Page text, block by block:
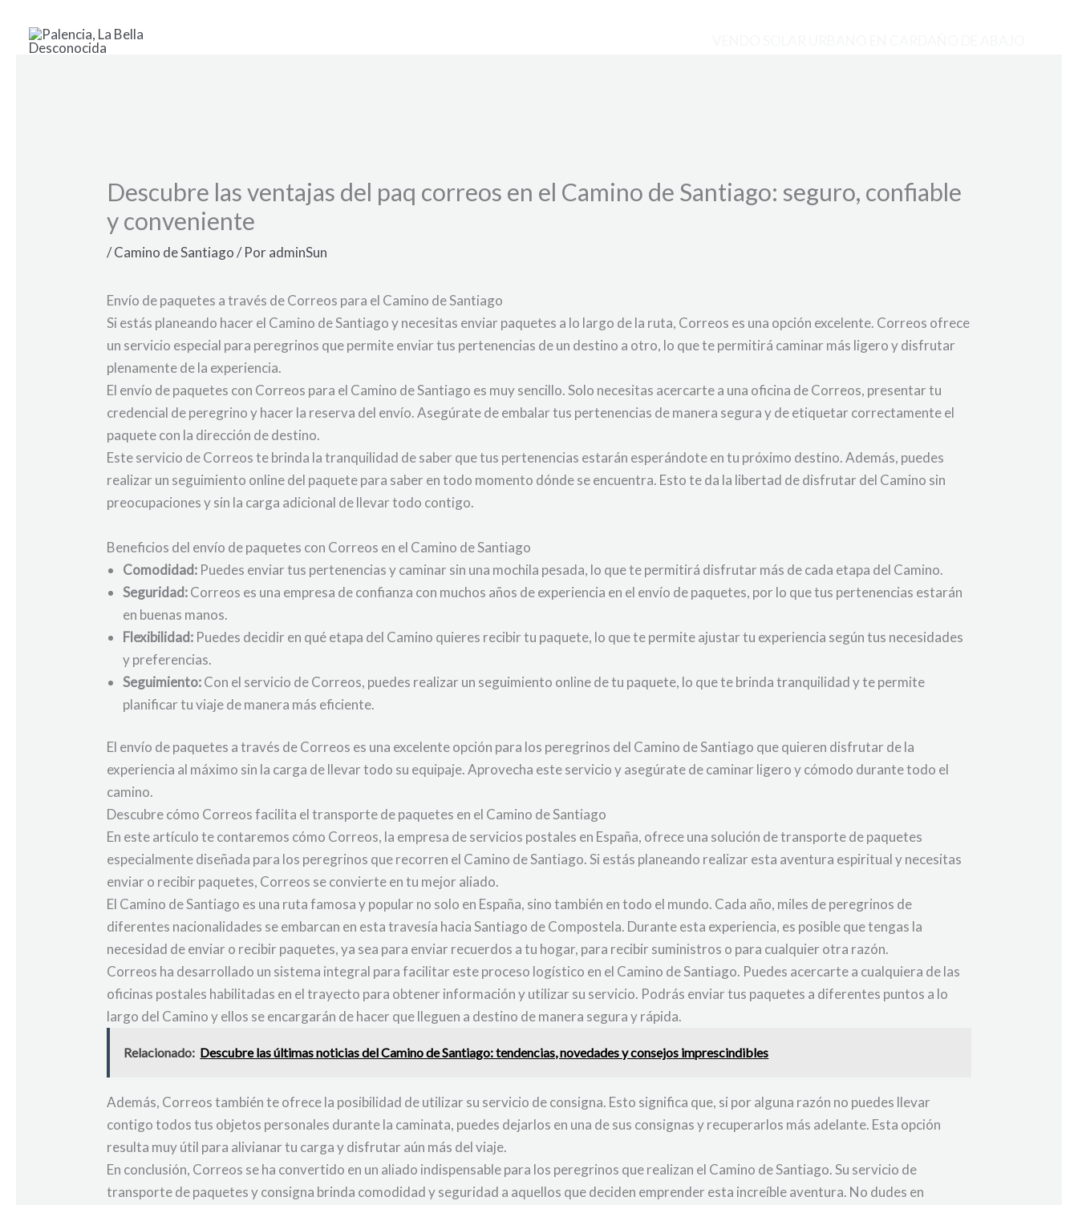
contenido
Descubre las ventajas del paq correos en el Camino de Santiago: seguro, confiable
y conveniente
/Camino de Santiago/ PoradminSun
Envío de paquetes a través de Correos para el Camino de Santiago
Si estás planeando hacer el Camino de Santiago y necesitas enviar paquetes a lo largo de la ruta, Correos es una opción excelente. Correos ofrece
un servicio especial para peregrinos que permite enviar tus pertenencias de un destino a otro, lo que te permitirá caminar más ligero y disfrutar
plenamente de la experiencia.
El envío de paquetes con Correos para el Camino de Santiago es muy sencillo. Solo necesitas acercarte a una oficina de Correos, presentar tu
credencial de peregrino y hacer la reserva del envío. Asegúrate de embalar tus pertenencias de manera segura y de etiquetar correctamente el
paquete con la dirección de destino.
Este servicio de Correos te brinda la tranquilidad de saber que tus pertenencias estarán esperándote en tu próximo destino. Además, puedes
realizar un seguimiento online del paquete para saber en todo momento dónde se encuentra. Esto te da la libertad de disfrutar del Camino sin
preocupaciones y sin la carga adicional de llevar todo contigo.
Beneficios del envío de paquetes con Correos en el Camino de Santiago
Comodidad: Puedes enviar tus pertenencias y caminar sin una mochila pesada, lo que te permitirá disfrutar más de cada etapa del Camino.
Seguridad:Correos es una empresa de confianza con muchos años de experiencia en el envío de paquetes, por lo que tus pertenencias estarán
en buenas manos.
Flexibilidad: Puedes decidir en qué etapa del Camino quieres recibir tu paquete, lo que te permite ajustar tu experiencia según tus necesidades
y preferencias.
Seguimiento:Con el servicio de Correos, puedes realizar un seguimiento online de tu paquete, lo que te brinda tranquilidad y te permite
planificar tu viaje de manera más eficiente.
El envío de paquetes a través de Correos es una excelente opción para los peregrinos del Camino de Santiago que quieren disfrutar de la
experiencia al máximo sin la carga de llevar todo su equipaje. Aprovecha este servicio y asegúrate de caminar ligero y cómodo durante todo el
camino.
Descubre cómo Correos facilita el transporte de paquetes en el Camino de Santiago
En este artículo te contaremos cómo Correos, la empresa de servicios postales en España, ofrece una solución de transporte de paquetes
especialmente diseñada para los peregrinos que recorren el Camino de Santiago. Si estás planeando realizar esta aventura espiritual y necesitas
enviar o recibir paquetes, Correos se convierte en tu mejor aliado.
El Camino de Santiago es una ruta famosa y popular no solo en España, sino también en todo el mundo. Cada año, miles de peregrinos de
diferentes nacionalidades se embarcan en esta travesía hacia Santiago de Compostela. Durante esta experiencia, es posible que tengas la
necesidad de enviar o recibir paquetes, ya sea para enviar recuerdos a tu hogar, para recibir suministros o para cualquier otra razón.
Correos ha desarrollado un sistema integral para facilitar este proceso logístico en el Camino de Santiago. Puedes acercarte a cualquiera de las
oficinas postales habilitadas en el trayecto para obtener información y utilizar su servicio. Podrás enviar tus paquetes a diferentes puntos a lo
largo del Camino y ellos se encargarán de hacer que lleguen a destino de manera segura y rápida.
Relacionado: Descubre las últimas noticias del Camino de Santiago: tendencias, novedades y consejos imprescindibles
Además, Correos también te ofrece la posibilidad de utilizar su servicio de consigna. Esto significa que, si por alguna razón no puedes llevar
contigo todos tus objetos personales durante la caminata, puedes dejarlos en una de sus consignas y recuperarlos más adelante. Esta opción
resulta muy útil para alivianar tu carga y disfrutar aún más del viaje.
En conclusión, Correos se ha convertido en un aliado indispensable para los peregrinos que realizan el Camino de Santiago. Su servicio de
transporte de paquetes y consigna brinda comodidad y seguridad a aquellos que deciden emprender esta increíble aventura. No dudes en